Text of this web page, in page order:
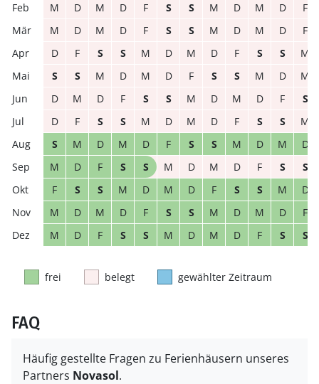
M
D M D F S S M D M D
F
M
D M D F S S M D M D
F
D
F S S M D M D F S S
M
S
S M D M D F S S M D
M
D
M D F S S M D M D F
S
D
F S S M D M D F S S
M
S
M D M D F S S M D M
D
M
D F S S M D M D F S
S
F
S S M D M D F S S M
D
M
D M D F S S M D M D
F
M
D F S S M D M D F S S
frei belegt gewählter Zeitraum
FAQ
Häufig gestellte Fragen zu Ferienhäusern unseres
Partners Novasol.